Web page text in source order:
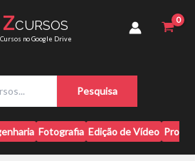
ZCURSOS
Cursos no Google Drive
s
q
u
i
Pesquisa
Fotografia Edição de Vídeo